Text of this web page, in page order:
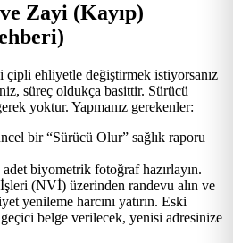
Zayi (Kayıp)
ehliyetle değiştirmek istiyorsanız
süreç oldukça basittir. Sürücü
yoktur. Yapmanız gerekenler:
bir “Sürücü Olur” sağlık raporu
biyometrik fotoğraf hazırlayın.
(NVİ) üzerinden randevu alın ve
yenileme harcını yatırın. Eski
belge verilecek, yenisi adresinize